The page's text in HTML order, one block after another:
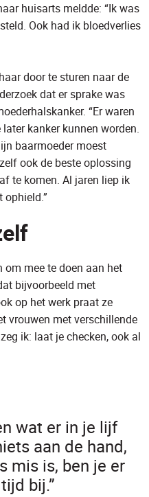
huisarts meldde: “Ik was
Ook had ik bloedverlies
door te sturen naar de
dat er sprake was
“Er waren
kanker kunnen worden.
baarmoeder moest
ook de beste oplossing
te komen. Al jaren liep ik
mee te doen aan het
bijvoorbeeld met
op het werk praat ze
vrouwen met verschillende
ik: laat je checken, ook al
wat er in je lijf
aan de hand,
mis is, ben je er
bij.”